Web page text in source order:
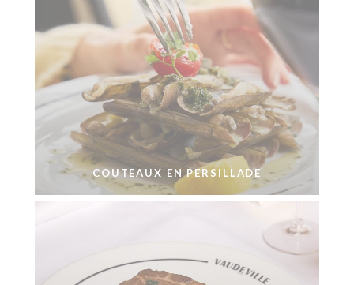
COUTEAUX EN PERSILLADE